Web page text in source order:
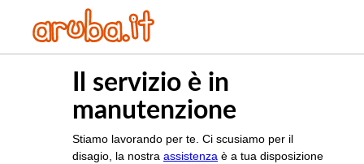
Il servizio è in
manutenzione
Stiamo lavorando per te. Ci scusiamo per il
disagio, la nostra assistenza è a tua disposizione